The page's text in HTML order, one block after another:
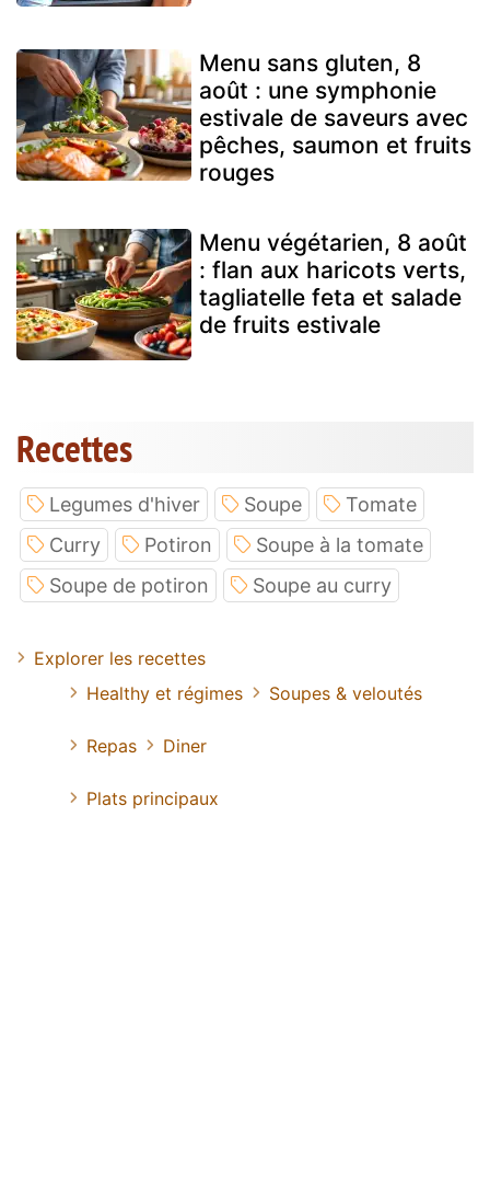
Menu sans gluten, 8
août : une symphonie
estivale de saveurs avec
pêches, saumon et fruits
rouges
Menu végétarien, 8 août
: flan aux haricots verts,
tagliatelle feta et salade
de fruits estivale
Recettes
Legumes d'hiver Soupe
Tomate
Curry
Potiron
Soupe à la tomate
Soupe de potiron
Soupe au curry
Explorer les recettes
Healthy et régimes
Soupes & veloutés
Repas Diner
Plats principaux